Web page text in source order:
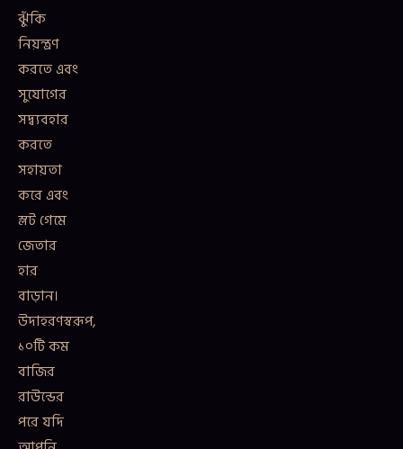
ঝুঁকি
নিয়ন্ত্রণ
করতে এবং
সুযোগের
সদ্ব্যবহার
করতে
সহায়তা
করে এবং
স্লট গেমে
জেতার
হার
বাড়ান।
উদাহরণস্বরূপ,
১০টি কম
বাজির
রাউন্ডের
পরে যদি